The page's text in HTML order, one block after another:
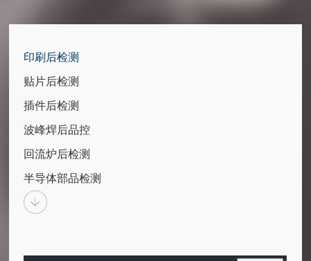
印刷后检测
贴片后检测
插件后检测
波峰焊后品控
回流炉后检测
半导体部品检测